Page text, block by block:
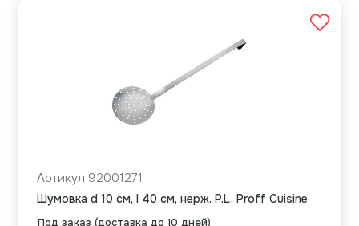
Под заказ (доставка до 10 дней)
Артикул 92001271
Шумовка d 10 см, l 40 см, нерж. P.L. Proff Cuisine